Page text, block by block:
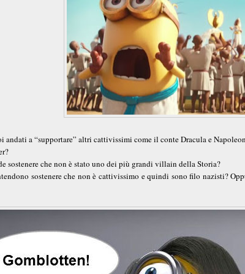
a “supportare” altri cattivissimi come il conte Dracula e
sostenere che non è stato uno dei più grandi villain della Storia?
sostenere che non è cattivissimo e quindi sono filo nazisti?